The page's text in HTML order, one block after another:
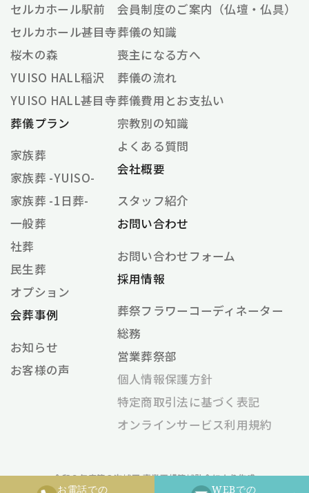
セルカホール駅前
セルカホール甚目寺
桜木の森
YUISO HALL稲沢
YUISO HALL甚目寺
葬儀プラン
家族葬
家族葬 -YUISO-
家族葬 -1日葬-
一般葬
社葬
民生葬
オプション
会葬事例
お知らせ
お客様の声
会員制度のご案内（仏壇・仏具）
葬儀の知識
喪主になる方へ
葬儀の流れ
葬儀費用とお支払い
宗教別の知識
よくある質問
会社概要
スタッフ紹介
お問い合わせ
お問い合わせフォーム
採用情報
葬祭フラワーコーディネーター
総務
営業葬祭部
個⼈情報保護⽅針
特定商取引法に基づく表記
オンラインサービス利⽤規約
令和２年度第３次補正 事業再構築補助金により作成
お電話での WEBでの